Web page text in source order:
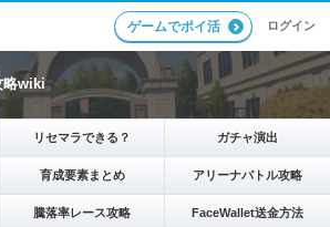
ゲームでポイ活 ログイン
略wiki
リセマラできる？ ガチャ演出
育成要素まとめ アリーナバトル攻略
騰落率レース攻略 FaceWallet送金方法